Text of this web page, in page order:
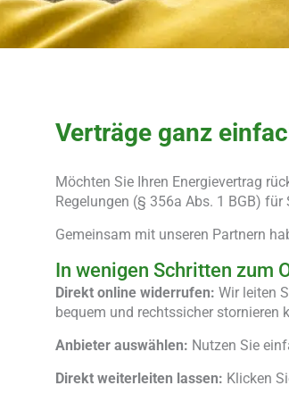
Verträge ganz
Möchten Sie Ihren Energievertrag
Regelungen (§ 356a Abs. 1 BGB)
Gemeinsam mit unseren Partnern
In wenigen Schritten zum
Direkt online widerrufen: Wir leiten
bequem und rechtssicher stornieren
Anbieter auswählen: Nutzen Sie
Direkt weiterleiten lassen: Klicken